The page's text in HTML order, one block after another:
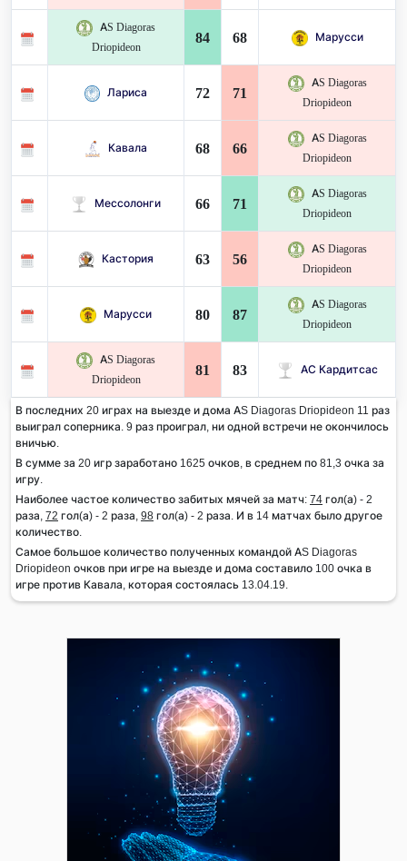
AS Diagoras
Driopideon
84 68 Марусси
Лариса 72 71
AS Diagoras
Driopideon
Кавала 68 66
AS Diagoras
Driopideon
Мессолонги 66 71
AS Diagoras
Driopideon
Кастория 63 56
AS Diagoras
Driopideon
Марусси 80 87
AS Diagoras
Driopideon
AS Diagoras
Driopideon
81 83 АС Кардитсас
В последних 20 играх на выезде и дома AS Diagoras Driopideon 11 раз
выиграл соперника. 9 раз проиграл, ни одной встречи не окончилось
вничью.
В сумме за 20 игр заработано 1625 очков, в среднем по 81,3 очка за
игру.
Наиболее частое количество забитых мячей за матч: 74 гол(а) - 2
раза, 72 гол(а) - 2 раза, 98 гол(а) - 2 раза. И в 14 матчах было другое
количество.
Самое большое количество полученных командой AS Diagoras
Driopideon очков при игре на выезде и дома составило 100 очка в
игре против Кавала, которая состоялась 13.04.19.